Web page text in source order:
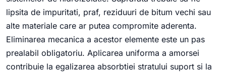
lipsita de impuritati, praf, reziduuri de bitum vechi sau
alte materiale care ar putea compromite aderenta.
Eliminarea mecanica a acestor elemente este un pas
prealabil obligatoriu. Aplicarea uniforma a amorsei
contribuie la egalizarea absorbtiei stratului suport si la